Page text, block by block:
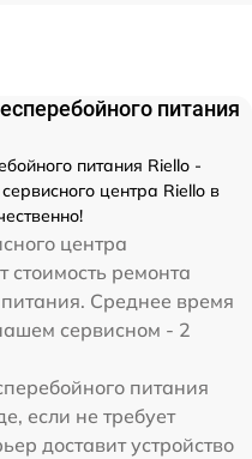
питания
питания Riello -
центра Riello в
центра
стоимость ремонта
Среднее время
сервисном - 2
питания
если не требует
доставит устройство